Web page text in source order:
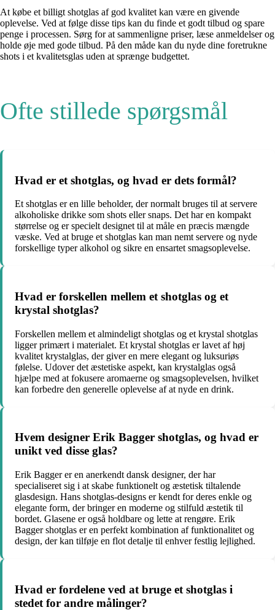
At købe et billigt shotglas af god kvalitet kan være en givende
oplevelse. Ved at følge disse tips kan du finde et godt tilbud og spare
penge i processen. Sørg for at sammenligne priser, læse anmeldelser og
holde øje med gode tilbud. På den måde kan du nyde dine foretrukne
shots i et kvalitetsglas uden at sprænge budgettet.
Ofte stillede spørgsmål
Hvad er et shotglas, og hvad er dets formål?
Et shotglas er en lille beholder, der normalt bruges til at servere
alkoholiske drikke som shots eller snaps. Det har en kompakt
størrelse og er specielt designet til at måle en præcis mængde
væske. Ved at bruge et shotglas kan man nemt servere og nyde
forskellige typer alkohol og sikre en ensartet smagsoplevelse.
Hvad er forskellen mellem et shotglas og et
krystal shotglas?
Forskellen mellem et almindeligt shotglas og et krystal shotglas
ligger primært i materialet. Et krystal shotglas er lavet af høj
kvalitet krystalglas, der giver en mere elegant og luksuriøs
følelse. Udover det æstetiske aspekt, kan krystalglas også
hjælpe med at fokusere aromaerne og smagsoplevelsen, hvilket
kan forbedre den generelle oplevelse af at nyde en drink.
Hvem designer Erik Bagger shotglas, og hvad er
unikt ved disse glas?
Erik Bagger er en anerkendt dansk designer, der har
specialiseret sig i at skabe funktionelt og æstetisk tiltalende
glasdesign. Hans shotglas-designs er kendt for deres enkle og
elegante form, der bringer en moderne og stilfuld æstetik til
bordet. Glasene er også holdbare og lette at rengøre. Erik
Bagger shotglas er en perfekt kombination af funktionalitet og
design, der kan tilføje en flot detalje til enhver festlig lejlighed.
Hvad er fordelene ved at bruge et shotglas i
stedet for andre målinger?